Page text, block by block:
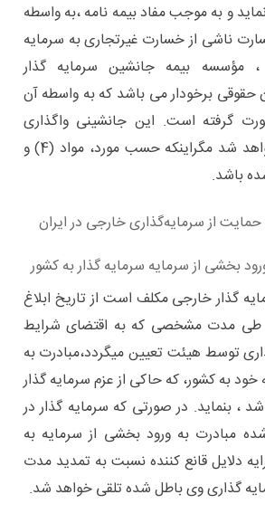
و به موجب مفاد بیمه نامه ،‌به واسطه
ناشی از خسارت غیرتجاری به سرمایه
مؤسسه بیمه جانشین سرمایه گذار
حقوقی برخودار می باشد که به واسطه آن
گرفته است. این جانشینی واگذاری
سرمایه محسوب نخواهد شد مگراینکه حسب مورد، مواد (4) و
از سرمایه‌گذاری خارجی در ایران
گذار خارجی مکلف است از تاریخ ابلاغ
طی مدت مشخصی که به اقتضای شرایط
توسط هیئت تعیین میگردد،‌مبادرت به
به کشور،‌ که حاکی از عزم سرمایه گذار
، بنماید. در صورتی که سرمایه گذار در
به ورود بخشی از سرمایه به
دلایل قانع کننده نسبت به تمدید مدت
گذاری وی باطل شده تلقی خواهد شد.